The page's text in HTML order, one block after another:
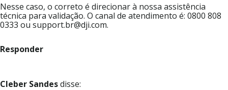
Nesse caso, o correto é direcionar à nossa assistência
técnica para validação. O canal de atendimento é: 0800 808
0333 ou support.br@dji.com.
Responder
Cleber Sandesdisse: